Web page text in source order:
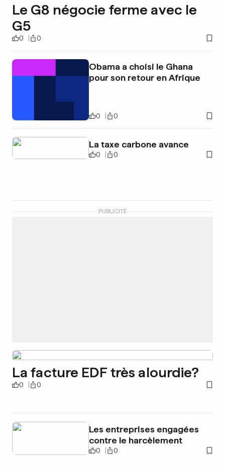
Le G8 négocie ferme avec le
G5
0 0
Obama a choisi le Ghana
pour son retour en Afrique
0 0
La taxe carbone avance
0 0
PUBLICITÉ
La facture EDF très alourdie?
0 0
Les entreprises engagées
contre le harcèlement
0 0